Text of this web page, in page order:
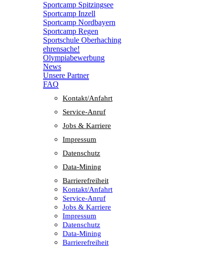
Sport­camp Spitzingsee
Sport­camp Inzell
Sport­camp Nordbayern
Sport­camp Regen
Sport­schule Oberhaching
ehren­sa­che!
Olym­pia­be­wer­bung
News
Unsere Part­ner
FAQ
Kontakt/​​Anfahrt
Service-Anruf
Jobs & Karriere
Impres­sum
Daten­schutz
Data-Mining
Barrie­re­frei­heit
Kontakt/​​Anfahrt
Service-Anruf
Jobs & Karriere
Impres­sum
Daten­schutz
Data-Mining
Barrie­re­frei­heit